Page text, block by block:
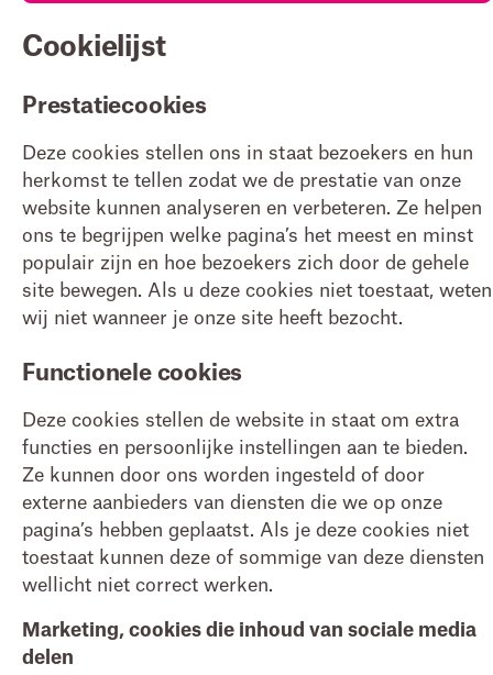
Cookielijst
Prestatiecookies
Deze cookies stellen ons in staat bezoekers en hun
herkomst te tellen zodat we de prestatie van onze
website kunnen analyseren en verbeteren. Ze helpen
ons te begrijpen welke pagina’s het meest en minst
populair zijn en hoe bezoekers zich door de gehele
site bewegen. Als u deze cookies niet toestaat, weten
wij niet wanneer je onze site heeft bezocht.
Functionele cookies
Deze cookies stellen de website in staat om extra
functies en persoonlijke instellingen aan te bieden.
Ze kunnen door ons worden ingesteld of door
externe aanbieders van diensten die we op onze
pagina’s hebben geplaatst. Als je deze cookies niet
toestaat kunnen deze of sommige van deze diensten
wellicht niet correct werken.
Marketing, cookies die inhoud van sociale media
delen